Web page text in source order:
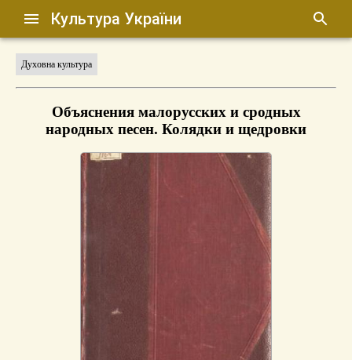
Культура України
Духовна культура
Объяснения малорусских и сродных
народных песен. Колядки и щедровки